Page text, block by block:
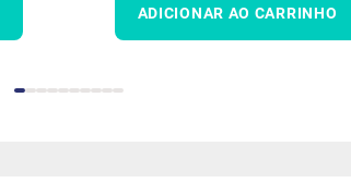
ADICIONAR AO CARRINHO